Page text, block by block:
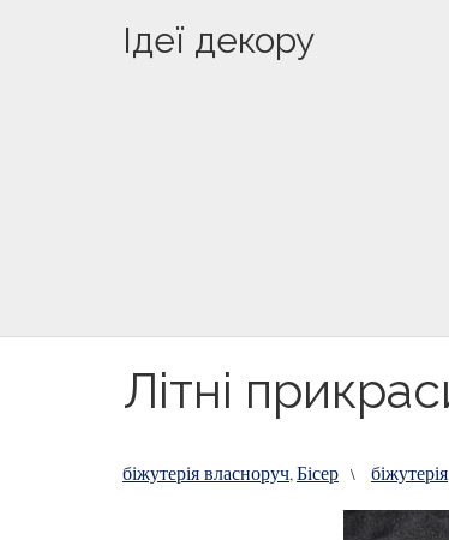
Ідеї декору
Літні
біжутерія власноруч,Бісер \ біжутерія